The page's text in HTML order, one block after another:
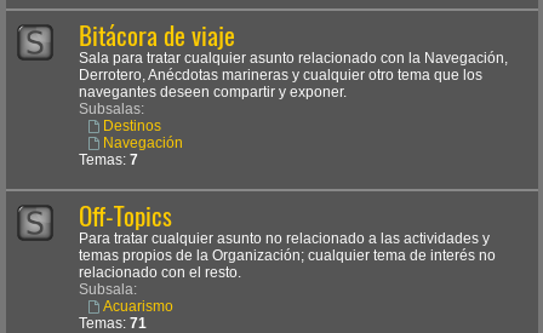
Bitácora de viaje
Sala para tratar cualquier asunto relacionado con la Navegación,
Derrotero, Anécdotas marineras y cualquier otro tema que los
navegantes deseen compartir y exponer.
Subsalas:
Destinos
Navegación
Temas: 7
Off-Topics
Para tratar cualquier asunto no relacionado a las actividades y
temas propios de la Organización; cualquier tema de interés no
relacionado con el resto.
Subsala:
Acuarismo
Temas: 71